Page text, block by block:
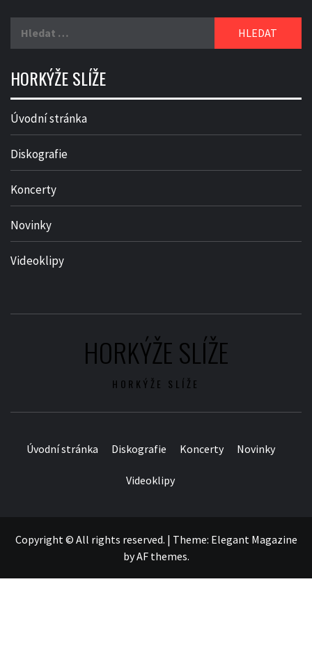
HORKÝŽE SLÍŽE
Úvodní stránka
Diskografie
Koncerty
Novinky
Videoklipy
HORKÝŽE SLÍŽE
HORKÝŽE SLÍŽE
Úvodní stránka Diskografie Koncerty Novinky
Videoklipy
Copyright © All rights reserved. | Theme: Elegant Magazine
byAF themes.